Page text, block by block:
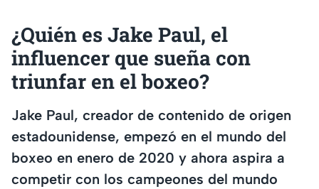
¿Quién es Jake Paul, el
influencer que sueña con
triunfar en el boxeo?
Jake Paul, creador de contenido de origen
estadounidense, empezó en el mundo del
boxeo en enero de 2020 y ahora aspira a
competir con los campeones del mundo